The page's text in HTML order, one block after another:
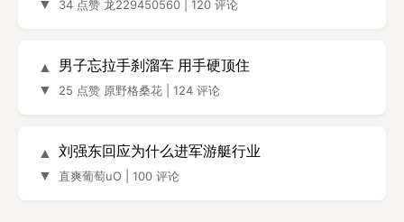
▼
34 点赞 龙229450560 120 评论
▲
▼
男子忘拉手刹溜车 用手硬顶住
25 点赞 原野格桑花 124 评论
▲
▼
刘强东回应为什么进军游艇行业
直爽葡萄uO 100 评论